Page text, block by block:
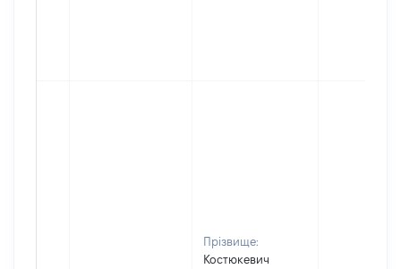
Прізвище:
Костюкевич